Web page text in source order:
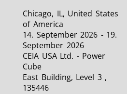
Chicago, IL, United States
of America
14. September 2026 - 19.
September 2026
CEIA USA Ltd. - Power
Cube
East Building, Level 3 ,
135446